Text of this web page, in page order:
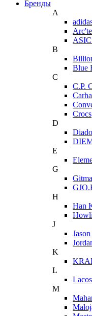
Бренды
A
B
Blue
C
C.P.
Crocs
D
E
G
H
Han
J
K
L
M